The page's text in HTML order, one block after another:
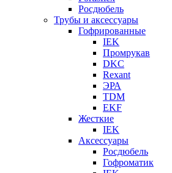
Росдюбель
Трубы и аксессуары
Гофрированные
IEK
Промрукав
DKC
Rexant
ЭРА
TDM
EKF
Жесткие
IEK
Аксессуары
Росдюбель
Гофроматик